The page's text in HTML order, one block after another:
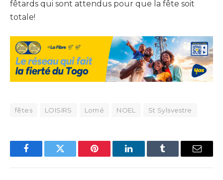
fêtards qui sont attendus pour que la fête soit
totale!
fêtes LOISIRS Lomé NOEL St Sylsvestre
FacebookTwitter Pinterest LinkedInTumblr Email